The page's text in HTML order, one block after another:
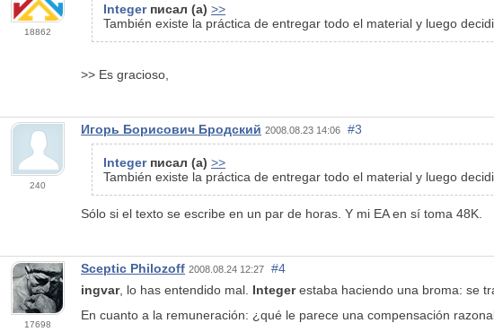
18862
Integerписал (а) >>
También existe la práctica de entregar todo el material y luego
>> Es gracioso,
240
Игорь Борисович Бродский 2008.08.23 14:06 #3
Integerписал (а) >>
También existe la práctica de entregar todo el material y luego
Sólo si el texto se escribe en un par de horas. Y mi EA en sí toma 48K.
17698
Sceptic Philozoff 2008.08.24 12:27
#4
ingvar, lo has entendido mal. Integerestaba haciendo una broma: se
En cuanto a la remuneración: ¿qué le parece una compensación